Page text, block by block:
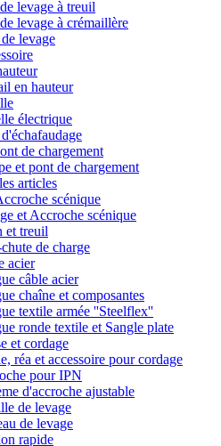
levage à treuil
levage à crémaillère
levage
en hauteur
électrique
de chargement
et pont de chargement
articles
scénique
et Accroche scénique
et treuil
de charge
acier
câble acier
chaîne et composantes
textile armée ''Steelflex''
ronde textile et Sangle plate
et cordage
réa et accessoire pour cordage
pour IPN
d'accroche ajustable
de levage
de levage
rapide